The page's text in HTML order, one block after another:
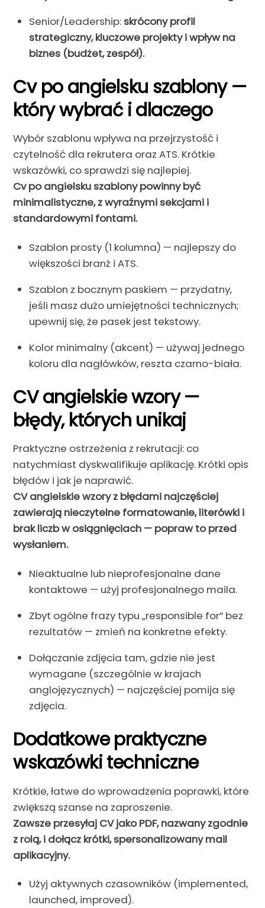
Senior/Leadership: skrócony profil
strategiczny, kluczowe projekty i wpływ na
biznes (budżet, zespół).
Cv po angielsku szablony —
który wybrać i dlaczego
Wybór szablonu wpływa na przejrzystość i
czytelność dla rekrutera oraz ATS. Krótkie
wskazówki, co sprawdzi się najlepiej.
Cv po angielsku szablony powinny być
minimalistyczne, z wyraźnymi sekcjami i
standardowymi fontami.
Szablon prosty (1 kolumna) — najlepszy do
większości branż i ATS.
Szablon z bocznym paskiem — przydatny,
jeśli masz dużo umiejętności technicznych;
upewnij się, że pasek jest tekstowy.
Kolor minimalny (akcent) — używaj jednego
koloru dla nagłówków, reszta czarno-biała.
CV angielskie wzory —
błędy, których unikaj
Praktyczne ostrzeżenia z rekrutacji: co
natychmiast dyskwalifikuje aplikację. Krótki opis
błędów i jak je naprawić.
CV angielskie wzory z błędami najczęściej
zawierają nieczytelne formatowanie, literówki i
brak liczb w osiągnięciach — popraw to przed
wysłaniem.
Nieaktualne lub nieprofesjonalne dane
kontaktowe — użyj profesjonalnego maila.
Zbyt ogólne frazy typu „responsible for” bez
rezultatów — zmień na konkretne efekty.
Dołączanie zdjęcia tam, gdzie nie jest
wymagane (szczególnie w krajach
anglojęzycznych) — najczęściej pomija się
zdjęcia.
Dodatkowe praktyczne
wskazówki techniczne
Krótkie, łatwe do wprowadzenia poprawki, które
zwiększą szanse na zaproszenie.
Zawsze przesyłaj CV jako PDF, nazwany zgodnie
z rolą, i dołącz krótki, spersonalizowany mail
aplikacyjny.
Użyj aktywnych czasowników (implemented,
launched, improved).